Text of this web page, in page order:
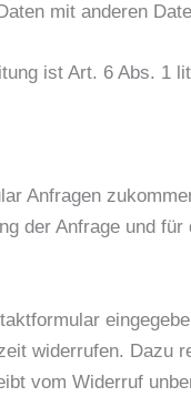
mit anderen
ist Art. 6 Abs. 1
Anfragen
der Anfrage und
widerrufen. Dazu
vom Widerruf